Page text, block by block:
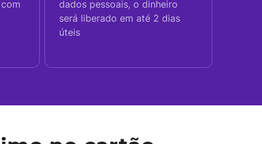
dados pessoais, o dinheiro
será liberado em até 2 dias
úteis